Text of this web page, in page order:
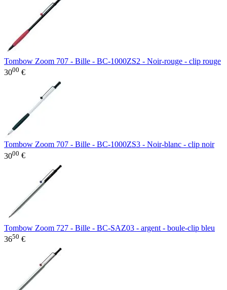
Tombow Zoom 707 - Bille - BC-1000ZS2 - Noir-rouge - clip rouge
3000 €
Tombow Zoom 707 - Bille - BC-1000ZS3 - Noir-blanc - clip noir
3000 €
Tombow Zoom 727 - Bille - BC-SAZ03 - argent - boule-clip bleu
3650 €